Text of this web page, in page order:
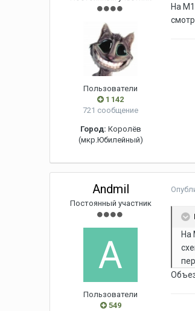
Пользователи
1 142
721 сообщение
Город: Королёв
(мкр.Юбилейный)
На
Andmil
Постоянный участник
Пользователи
549
На